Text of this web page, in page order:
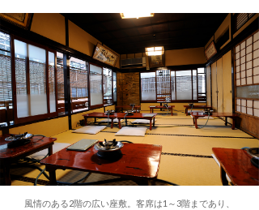
風情のある2階の広い座敷。客席は1～3階まであり、